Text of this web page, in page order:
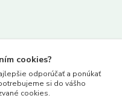
cookies?
odporúčať a ponúkať
si do vášho
cookies.